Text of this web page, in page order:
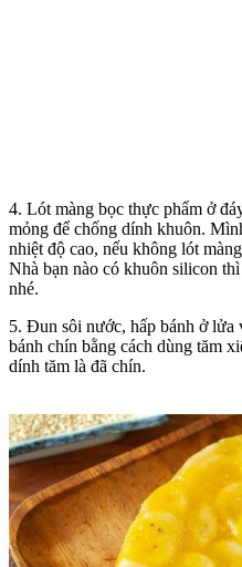
4. Lót màng bọc thực phẩm ở
mỏng để chống dính khuôn.
nhiệt độ cao, nếu không lót
Nhà bạn nào có khuôn silicon
nhé.
5. Đun sôi nước, hấp bánh ở
bánh chín bằng cách dùng tăm
dính tăm là đã chín.